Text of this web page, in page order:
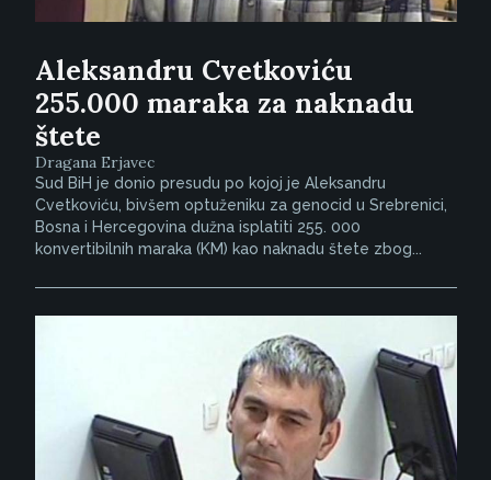
Aleksandru Cvetkoviću
255.000 maraka za naknadu
štete
Dragana Erjavec
Sud BiH je donio presudu po kojoj je Aleksandru
Cvetkoviću, bivšem optuženiku za genocid u Srebrenici,
Bosna i Hercegovina dužna isplatiti 255. 000
konvertibilnih maraka (KM) kao naknadu štete zbog...